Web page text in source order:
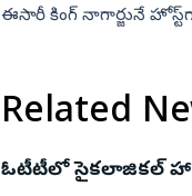
ఈసారీ కింగ్‌ నాగార్జునే
Related
ఓటీటీలో సైకలాజికల్